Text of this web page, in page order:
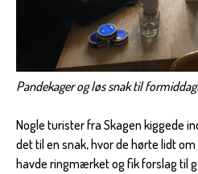
Pandekager og løs snak til
Nogle turister fra Skagen kiggede
det til en snak, hvor de hørte lidt
havde ringmærket og fik forslag til